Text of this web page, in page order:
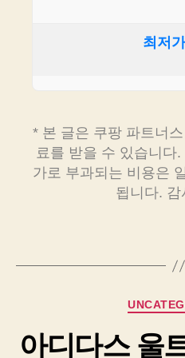
최저
* 본 글은 쿠팡 파트너
료를 받을 수 있습니다
가로 부과되는 비용은
됩니다. 감
아디다스 울